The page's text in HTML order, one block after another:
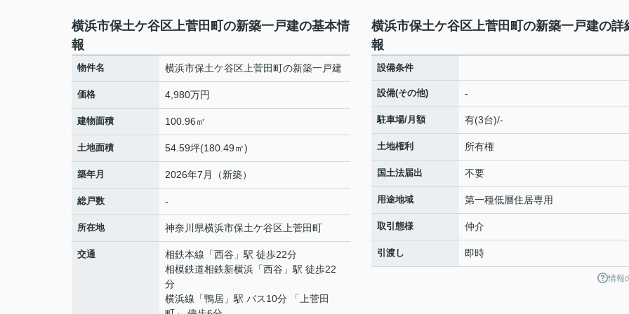
横浜市保土ケ谷区上菅田町の新築一戸建の基本情
報
物件名 横浜市保土ケ谷区上菅田町の新築一戸建
価格 4,980万円
建物面積 100.96㎡
土地面積 54.59坪(180.49㎡)
築年月 2026年7月（新築）
総戸数 -
所在地 神奈川県横浜市保土ケ谷区 上菅田町
交通 相鉄本線 「西谷 」駅 徒歩22分
相模鉄道相鉄新横浜 「西谷 」駅 徒歩22
分
横浜線 「鴨居 」駅 バス10分 「上菅田
横浜市保土ケ谷区上菅田町の新築一戸建の詳
報
設備条件
設備(その他) -
駐車場/月額 有(3台)/-
土地権利 所有権
国土法届出 不要
用途地域 第一種低層住居専用
取引態様 仲介
引渡し 即時
情報